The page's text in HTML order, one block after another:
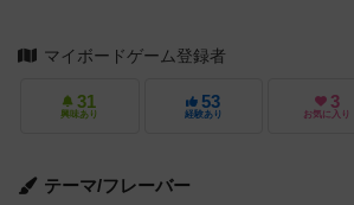
マイボードゲーム登録者
31
興味あり
53
経験あり
3
お気に入り
テーマ/フレーバー